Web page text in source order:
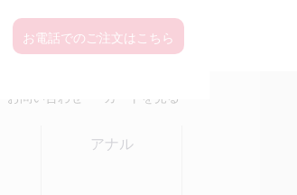
お電話でのご注文はこちら
お問い合わせ カートを見る
アナル